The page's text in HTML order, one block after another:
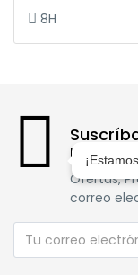
8H
Dctos y
Ofertas,
correo